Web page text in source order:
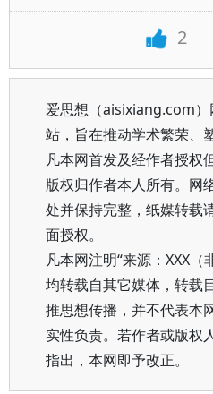
2
爱思想（aisixiang.com）
站，旨在推动学术繁荣、
凡本网首发及经作者授权
版权归作者本人所有。网
处并保持完整，纸媒转载
面授权。
凡本网注明“来源：XXX（
均转载自其它媒体，转载
推思想传播，并不代表本
实性负责。若作者或版权
指出，本网即予改正。